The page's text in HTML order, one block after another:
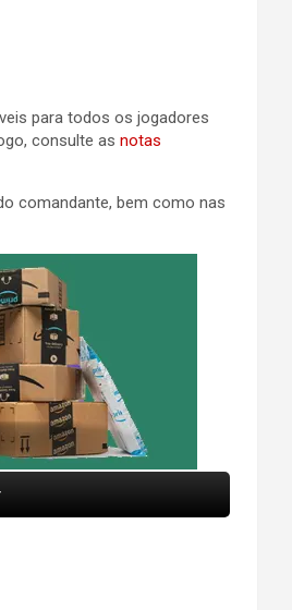
para todos os jogadores
consulte as notas
comandante, bem como nas